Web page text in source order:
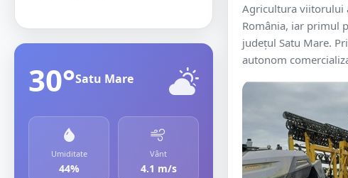
30°Satu Mare
Umiditate
44%
Vânt
4.1 m/s
Agricultura viitorului
România, iar primul
județul Satu Mare.
autonom